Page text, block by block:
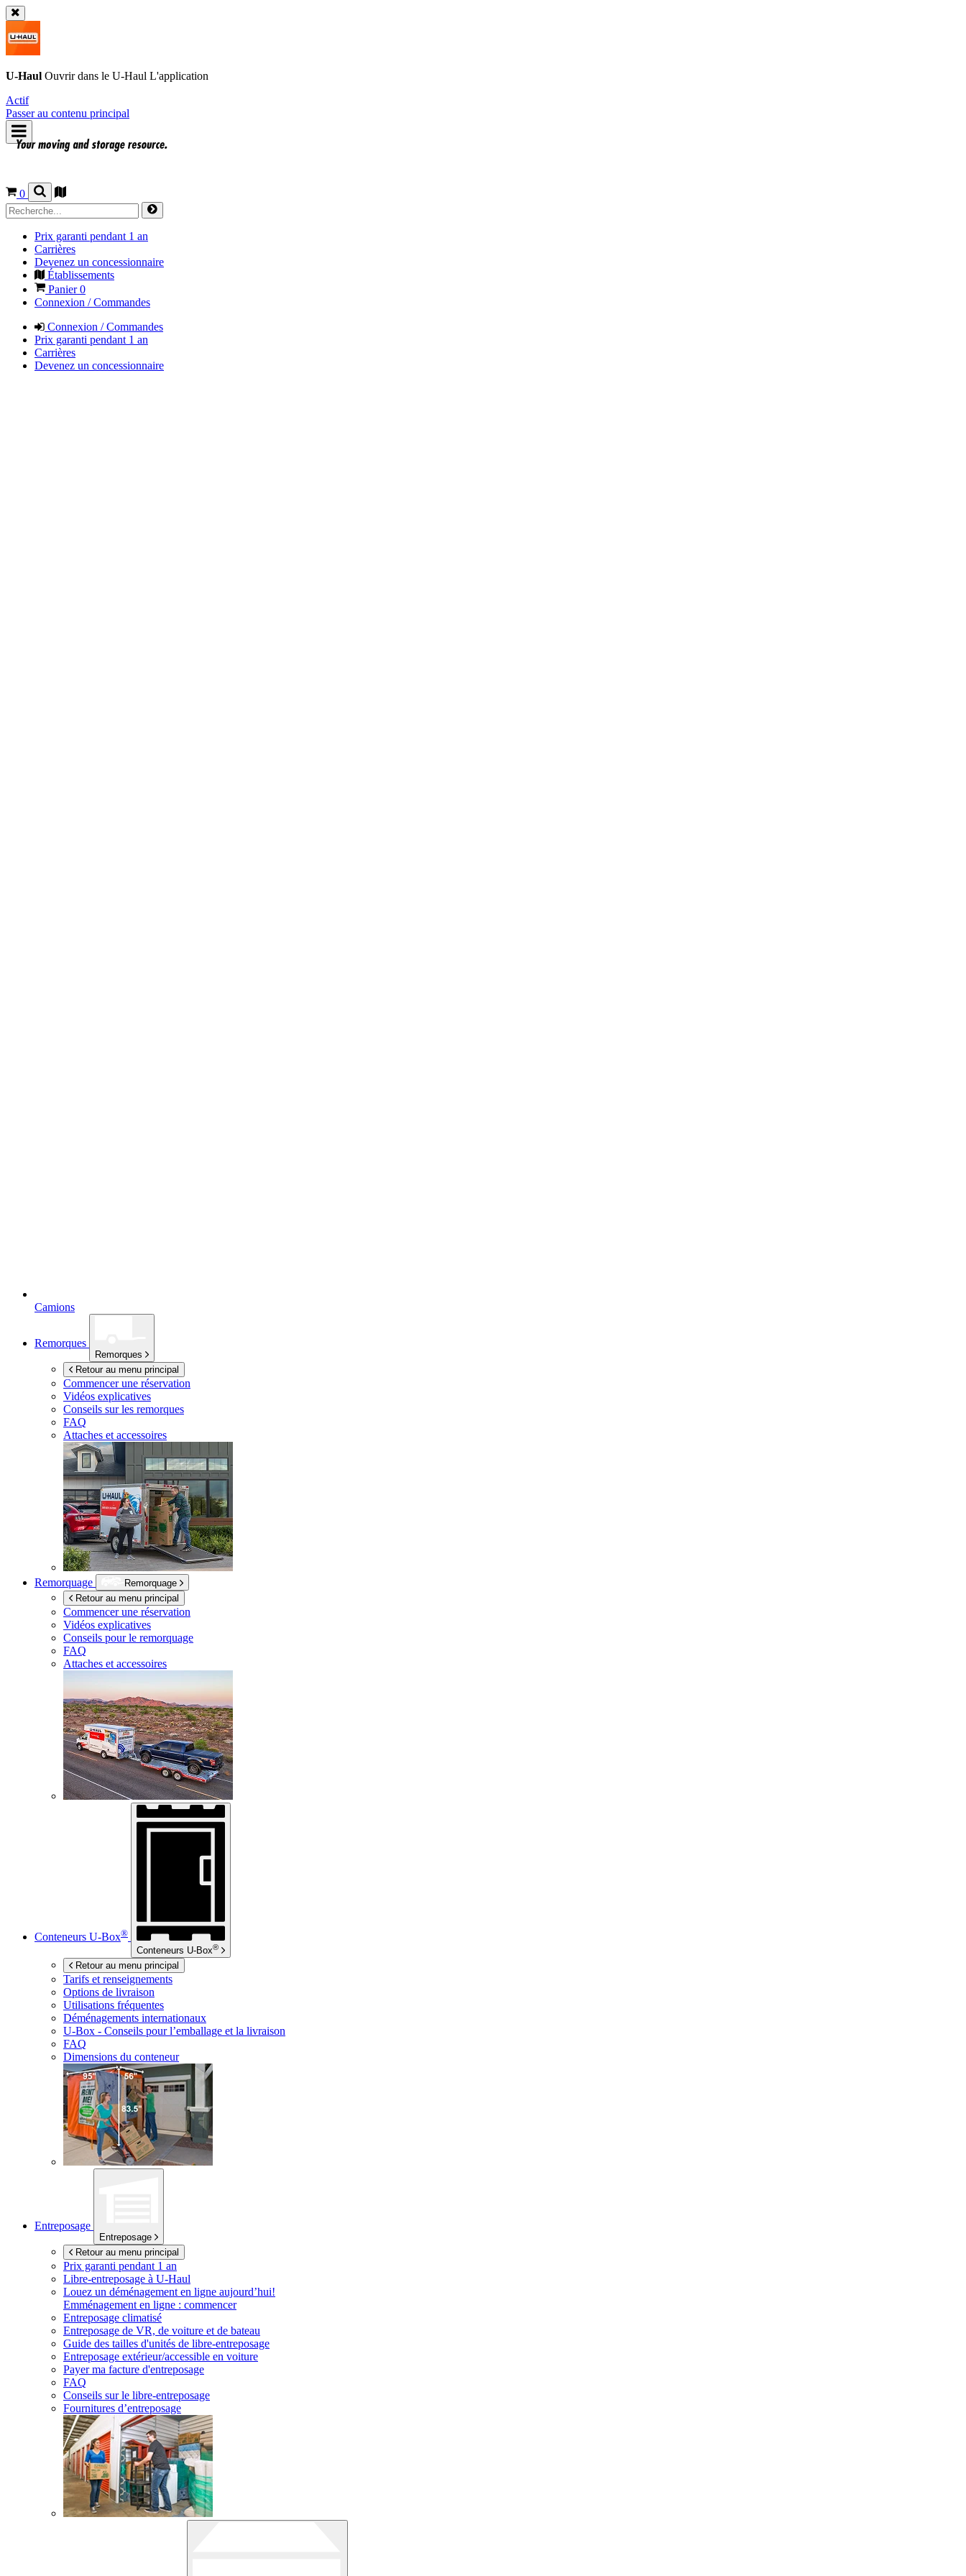
U-Haul Ouvrir dans le U-Haul L'application
Actif
Passer au contenu principal
0
Prix garanti pendant 1 an
Carrières
Devenez un concessionnaire
Établissements
Panier0
Connexion / Commandes
Connexion / Commandes
Prix garanti pendant 1 an
Carrières
Devenez un concessionnaire
Camions
Remorques
Remorques
Retour au menu principal
Commencer une réservation
Vidéos explicatives
Conseils sur les remorques
FAQ
Attaches et accessoires
Remorquage
Remorquage
Retour au menu principal
Commencer une réservation
Vidéos explicatives
Conseils pour le remorquage
FAQ
Attaches et accessoires
Conteneurs U-Box®
Conteneurs U-Box®
Retour au menu principal
Tarifs et renseignements
Options de livraison
Utilisations fréquentes
Déménagements internationaux
U-Box - Conseils pour l’emballage et la livraison
FAQ
Dimensions du conteneur
Entreposage
Entreposage
Retour au menu principal
Prix garanti pendant 1 an
Libre-entreposage à U-Haul
Louez un déménagement en ligne aujourd’hui!
Emménagement en ligne : commencer
Entreposage climatisé
Entreposage de VR, de voiture et de bateau
Guide des tailles d'unités de libre-entreposage
Entreposage extérieur/accessible en voiture
Payer ma facture d'entreposage
FAQ
Conseils sur le libre-entreposage
Fournitures d’entreposage